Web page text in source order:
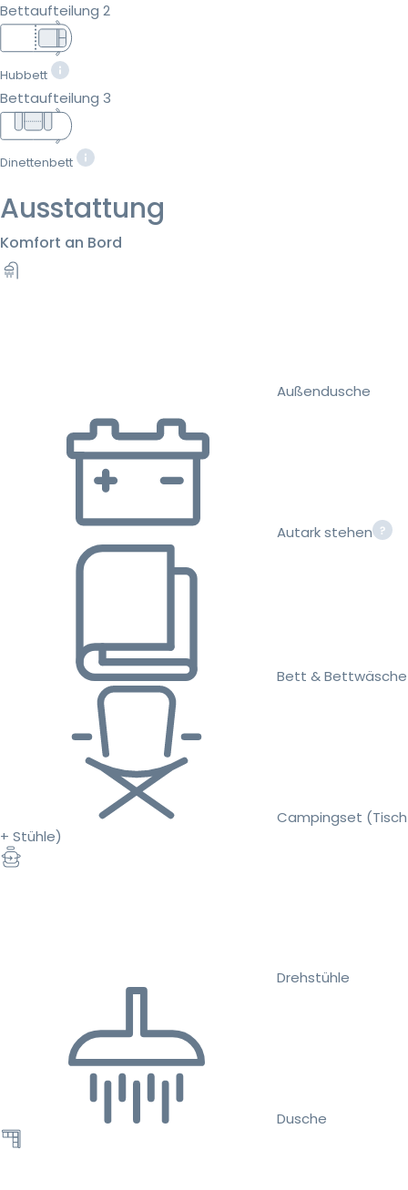
Bettaufteilung 2
Hubbett
Bettaufteilung 3
Dinettenbett
Ausstattung
Komfort an Bord
Außendusche
Autark stehen
Bett & Bettwäsche
Campingset (Tisch
+ Stühle)
Drehstühle
Dusche